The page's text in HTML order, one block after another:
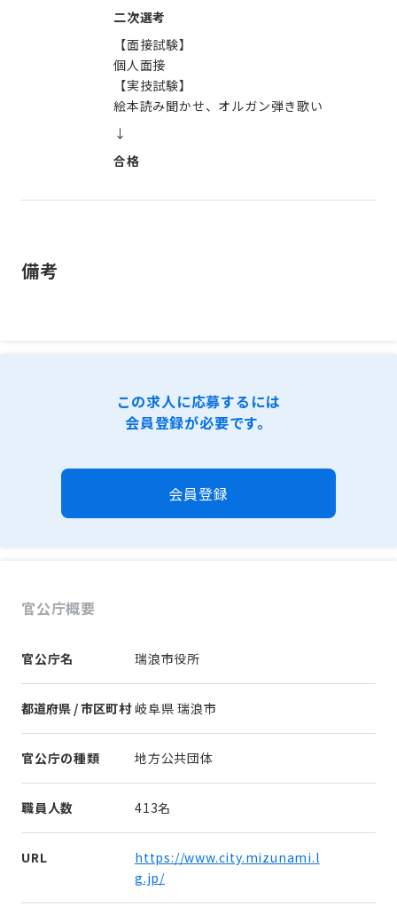
二次選考
【面接試験】
個人面接
【実技試験】
絵本読み聞かせ、オルガン弾き歌い
↓
合格
備考
この求人に応募するには
会員登録が必要です。
会員登録
官公庁概要
官公庁名 瑞浪市役所
都道府県 / 市区町村 岐阜県 瑞浪市
官公庁の種類 地方公共団体
職員人数 413名
URL
https://www.city.mizunami.l
g.jp/